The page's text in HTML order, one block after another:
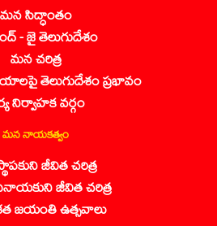
మన సిద్ధాంతం
- జై తెలుగుదేశం
మన చరిత్ర
తెలుగుదేశం ప్రభావం
నిర్వాహక వర్గం
మన నాయకత్వం
జీవిత చరిత్ర
జీవిత చరిత్ర
జయంతి ఉత్సవాలు